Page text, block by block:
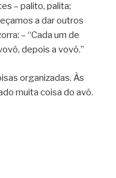
– palito, palita;
a dar outros
– “Cada um de
depois a vovó.”
organizadas. Às
muita coisa do avô.